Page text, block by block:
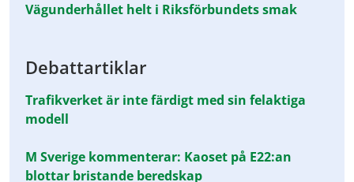
Vägunderhållet helt i Riksförbundets smak
Debattartiklar
Trafikverket är inte färdigt med sin felaktiga
modell
M Sverige kommenterar: Kaoset på E22:an
blottar bristande beredskap